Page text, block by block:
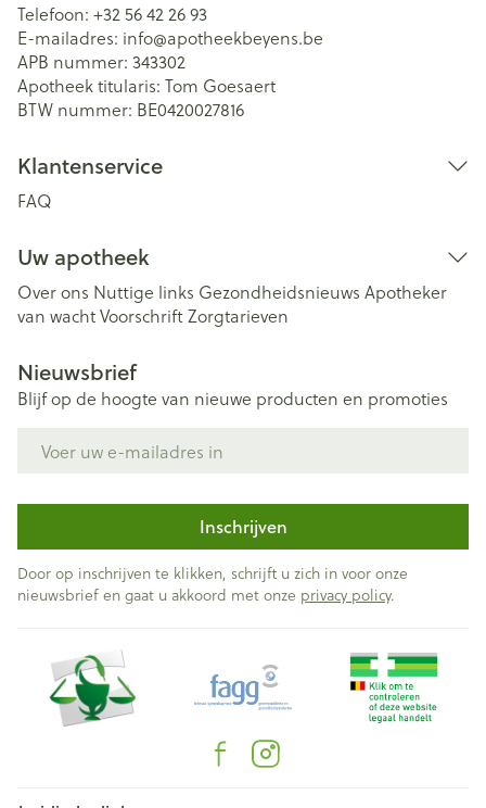
Telefoon: +32 56 42 26 93
E-mailadres: info@apotheekbeyens.be
APB nummer: 343302
Apotheek titularis: Tom Goesaert
BTW nummer: BE0420027816
Klantenservice
FAQ
Uw apotheek
Over ons Nuttige links Gezondheidsnieuws Apotheker
van wachtVoorschriftZorgtarieven
Nieuwsbrief
Blijf op de hoogte van nieuwe producten en promoties
Inschrijven
Door op inschrijven te klikken, schrijft u zich in voor onze
nieuwsbrief en gaat u akkoord met onze privacy policy.